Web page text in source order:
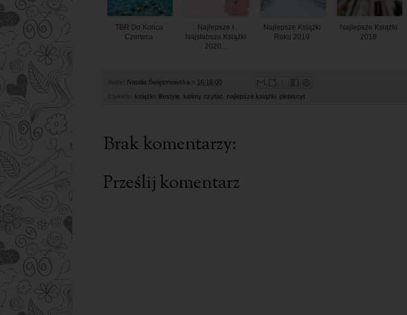
TBR Do Końca
Czerwca
Najlepsze I
Najsłabsze Książki
2020...
Najlepsze Książki
Roku 2019
Najlepsze Książki
2018
Autor: Natalia Świętonowska 16:16:00
Etykiety: książki lifestyle lubimy czytac najlepsze książki plebiscyt
Brak komentarzy:
Prześlij komentarz